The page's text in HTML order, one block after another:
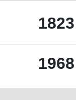
1823
1968